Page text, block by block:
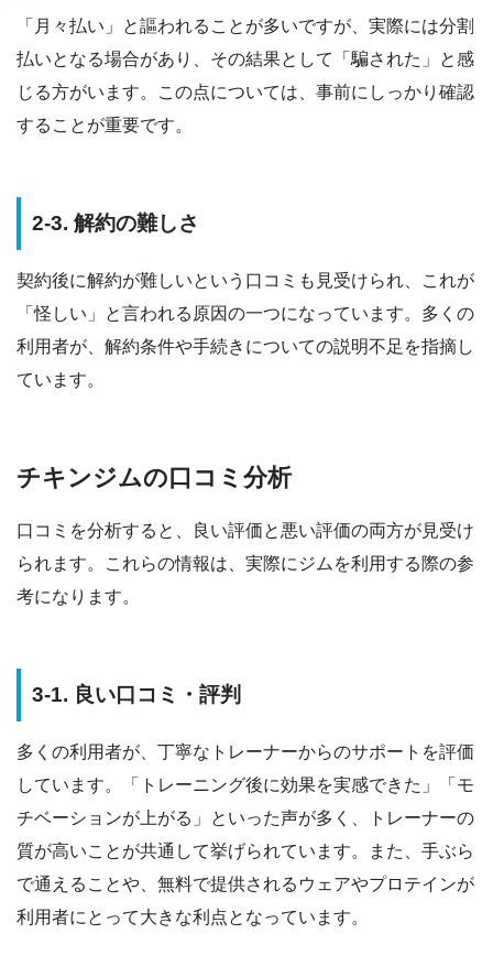
「月々払い」と謳われることが多いですが、実際には分割
払いとなる場合があり、その結果として「騙された」と感
じる方がいます。この点については、事前にしっかり確認
することが重要です。
2-3. 解約の難しさ
契約後に解約が難しいという口コミも見受けられ、これが
「怪しい」と言われる原因の一つになっています。多くの
利用者が、解約条件や手続きについての説明不足を指摘し
ています。
チキンジムの口コミ分析
口コミを分析すると、良い評価と悪い評価の両方が見受け
られます。これらの情報は、実際にジムを利用する際の参
考になります。
3-1. 良い口コミ・評判
多くの利用者が、丁寧なトレーナーからのサポートを評価
しています。「トレーニング後に効果を実感できた」「モ
チベーションが上がる」といった声が多く、トレーナーの
質が高いことが共通して挙げられています。また、手ぶら
で通えることや、無料で提供されるウェアやプロテインが
利用者にとって大きな利点となっています。